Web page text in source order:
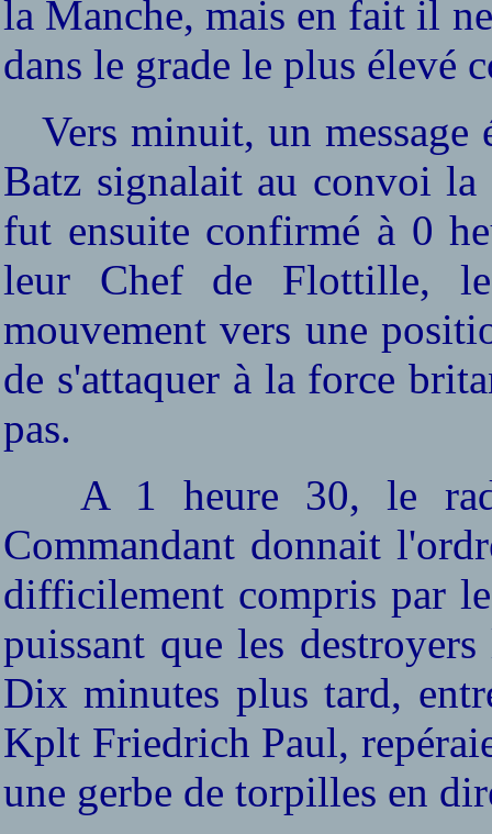
la Manche, mais en fait il
dans le grade le plus élevé
Vers minuit, un message
Batz signalait au convoi
fut ensuite confirmé à 0
leur Chef de Flottille,
mouvement vers une
de s'attaquer à la force
pas.
A 1 heure 30, le
Commandant donnait
difficilement compris par
puissant que les
Dix minutes plus tard,
Kplt Friedrich Paul,
une gerbe de torpilles en